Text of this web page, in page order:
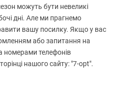
можуть бути невеликі
дні. Але ми прагнемо
вашу посилку. Якщо у вас
або запитання на
номерами телефонів
нашого сайту: "7-opt".